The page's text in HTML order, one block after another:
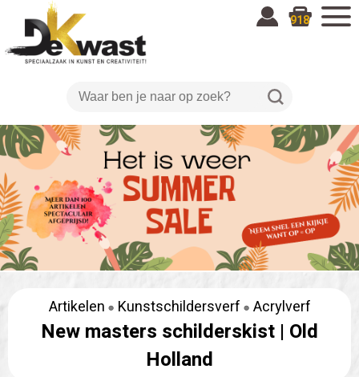
918
Artikelen Kunstschildersverf Acrylverf
New masters schilderskist | Old
Holland